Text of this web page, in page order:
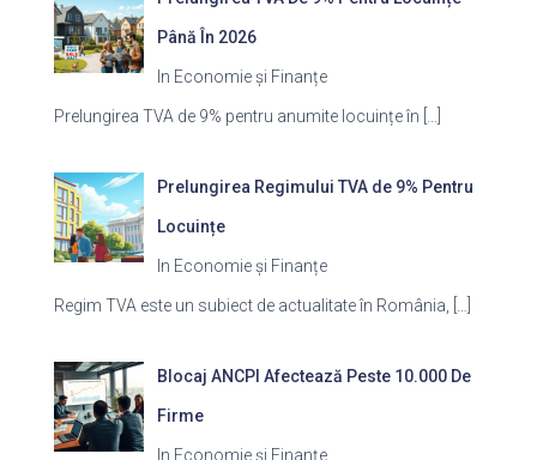
Până În 2026
In Economie și Finanțe
Prelungirea TVA de 9% pentru anumite locuințe în
Prelungirea Regimului TVA de 9% Pentru
Locuințe
In Economie și Finanțe
Regim TVA este un subiect de actualitate în România,
Blocaj ANCPI Afectează Peste 10.000 De
Firme
In Economie și Finanțe